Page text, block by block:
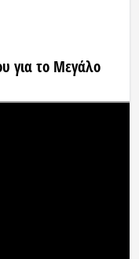
για το Μεγάλο